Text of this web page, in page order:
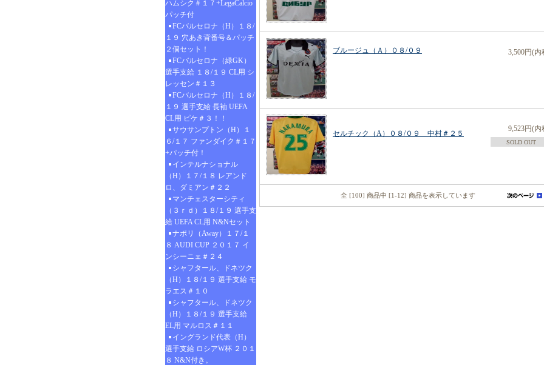
ハムシク＃１７+LegaCalcio
パッチ付
FCバルセロナ（H）１８/
１９ 穴あき背番号＆パッチ
２個セット！
FCバルセロナ（緑GK）
選手支給 １８/１９ CL用 シ
レッセン＃１３
FCバルセロナ（H）１８/
１９ 選手支給 長袖 UEFA
CL用 ピケ＃３！！
サウサンプトン（H）１
６/１７ ファンダイク＃１７
+パッチ付！
インテルナショナル
（H）１７/１８ レアンド
ロ、ダミアン＃２２
マンチェスターシティ
（３ｒｄ）１８/１９ 選手支
給 UEFA CL用 N&Nセット
ナポリ（Away）１７/１
８ AUDI CUP ２０１７ イ
ンシーニェ＃２４
シャフタール、ドネツク
（H）１８/１９ 選手支給 モ
ラエス＃１０
シャフタール、ドネツク
（H）１８/１９ 選手支給
EL用 マルロス＃１１
イングランド代表（H）
選手支給 ロシアW杯 ２０１
８ N&N付き。
ブルージュ（Ａ）０８/０９ 3,500円(内
セルチック（A）０８/０９ 中村＃２５
9,523円(内
SOLD OUT
全 [100] 商品中 [1-12] 商品を表示しています